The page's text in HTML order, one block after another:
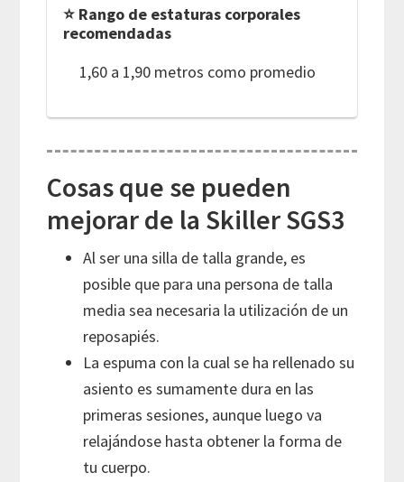
⭐ Rango de estaturas corporales
recomendadas
1,60 a 1,90 metros como promedio
Cosas que se pueden
mejorar de la Skiller SGS3
Al ser una silla de talla grande, es
posible que para una persona de talla
media sea necesaria la utilización de un
reposapiés.
La espuma con la cual se ha rellenado su
asiento es sumamente dura en las
primeras sesiones, aunque luego va
relajándose hasta obtener la forma de
tu cuerpo.